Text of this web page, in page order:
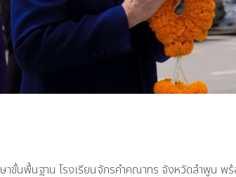
นพื้นฐาน โรงเรียนจักรคำคณาทร จังหวัดลำพูน พ